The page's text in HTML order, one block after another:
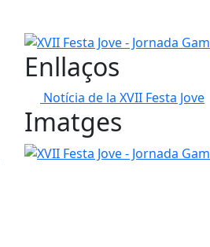
XVII Festa Jove - Jornada Gamer
Enllaços
Notícia de la XVII Festa Jove
Imatges
XVII Festa Jove - Jornada Gamer